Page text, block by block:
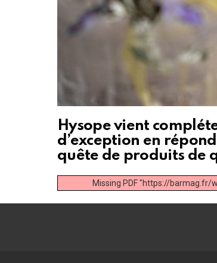
Hysope vient
d’exception en
quête de produits de
Missing PDF "https://